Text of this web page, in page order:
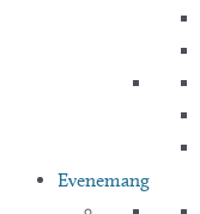
Evenemang